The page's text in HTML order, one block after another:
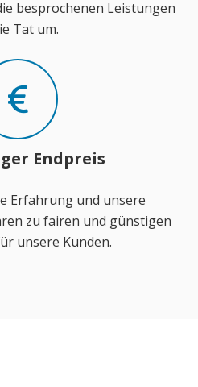
besprochenen Leistungen
Tat um.
Endpreis
Erfahrung und unsere
zu fairen und günstigen
unsere Kunden.